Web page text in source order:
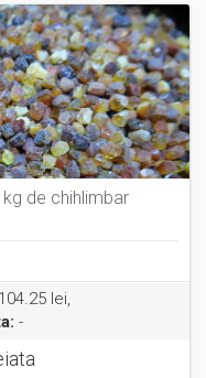
kg de chihlimbar
lei,
-